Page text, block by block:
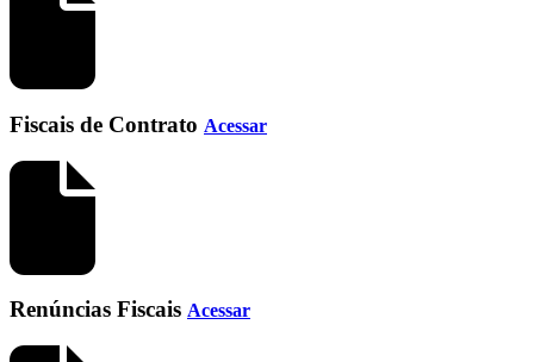
Fiscais de Contrato Acessar
Renúncias Fiscais Acessar